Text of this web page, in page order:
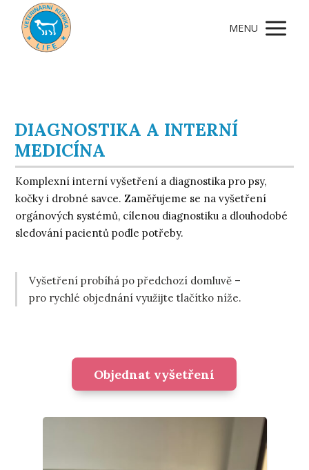
MENU
DIAGNOSTIKA A INTERNÍ
MEDICÍNA
Komplexní interní vyšetření a diagnostika pro psy,
kočky i drobné savce. Zaměřujeme se na vyšetření
orgánových systémů, cílenou diagnostiku a dlouhodobé
sledování pacientů podle potřeby.
Vyšetření probíhá po předchozí domluvě –
pro rychlé objednání využijte tlačítko níže.
Objednat vyšetření